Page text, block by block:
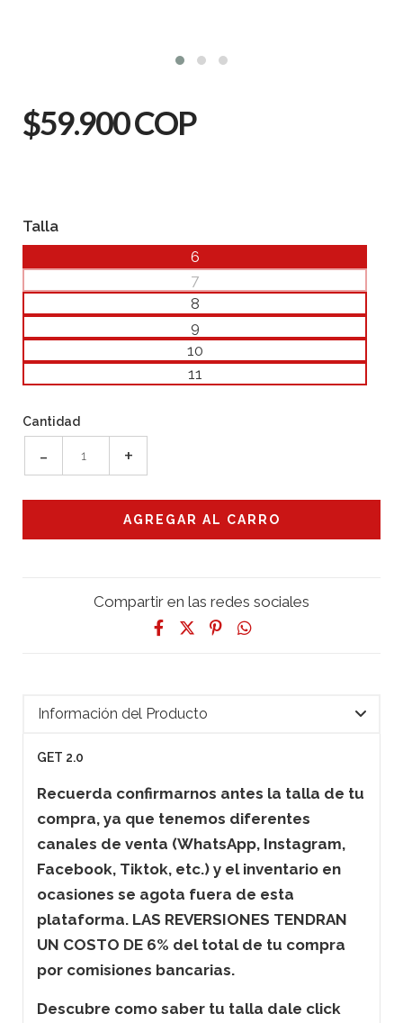
$59.900 COP
Talla
6
7
8
9
10
11
Cantidad
- +
Compartir en las redes sociales
Información del Producto
GET 2.0
Recuerda confirmarnos antes la talla de tu
compra, ya que tenemos diferentes
canales de venta (WhatsApp, Instagram,
Facebook, Tiktok, etc.) y el inventario en
ocasiones se agota fuera de esta
plataforma. LAS REVERSIONES TENDRAN
UN COSTO DE 6% del total de tu compra
por comisiones bancarias.
Descubre como saber tu talla dale click